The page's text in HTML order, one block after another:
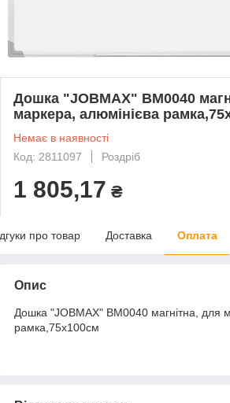
Дошка "JOBMAX" BM0040
маркера, алюмінієва
Немає в наявності
Код: 2811097
Роздріб
1 805,17 ₴
про товар Доставка Оплата
Опис
Дошка "JOBMAX" BM0040 магнітна, для
рамка,75х100см